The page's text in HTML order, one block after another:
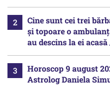
Cine sunt cei trei
și topoare o
au descins la ei
Horoscop 9 august
Astrolog Daniela